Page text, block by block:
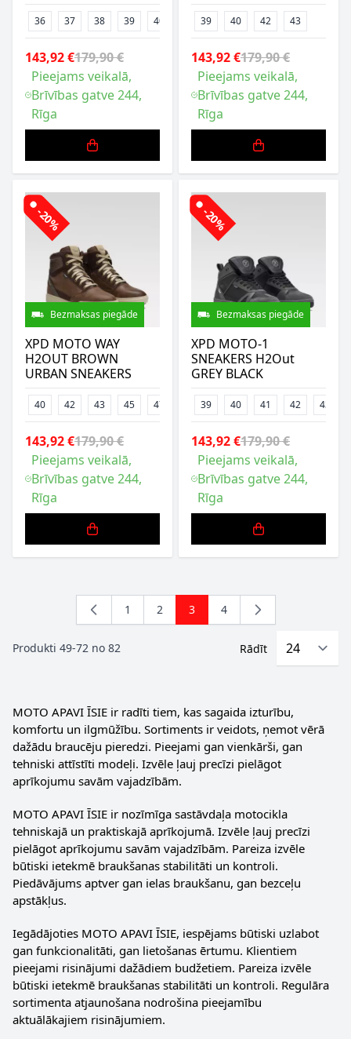
36 37 38 39 40
143,92 €179,90 €
Pieejams veikalā,
Brīvības gatve 244,
Rīga
39 40 42 43
143,92 €179,90 €
Pieejams veikalā,
Brīvības gatve 244,
Rīga
-20%
Bezmaksas piegāde
XPD MOTO WAY
H2OUT BROWN
URBAN SNEAKERS
40 42 43 45 47
143,92 €179,90 €
Pieejams veikalā,
Brīvības gatve 244,
Rīga
-20%
Bezmaksas piegāde
XPD MOTO-1
SNEAKERS H2Out
GREY BLACK
39 40 41 42 43
143,92 €179,90 €
Pieejams veikalā,
Brīvības gatve 244,
Rīga
Produkti 49-72 no 82
Lapa
1 Lapa
2 You're currently reading page
3 Lapa
4
Rādīt
MOTO APAVI ĪSIE ir radīti tiem, kas sagaida izturību,
komfortu un ilgmūžību. Sortiments ir veidots, ņemot vērā
dažādu braucēju pieredzi. Pieejami gan vienkārši, gan
tehniski attīstīti modeļi. Izvēle ļauj precīzi pielāgot
aprīkojumu savām vajadzībām.
MOTO APAVI ĪSIE ir nozīmīga sastāvdaļa motocikla
tehniskajā un praktiskajā aprīkojumā. Izvēle ļauj precīzi
pielāgot aprīkojumu savām vajadzībām. Pareiza izvēle
būtiski ietekmē braukšanas stabilitāti un kontroli.
Piedāvājums aptver gan ielas braukšanu, gan bezceļu
apstākļus.
Iegādājoties MOTO APAVI ĪSIE, iespējams būtiski uzlabot
gan funkcionalitāti, gan lietošanas ērtumu. Klientiem
pieejami risinājumi dažādiem budžetiem. Pareiza izvēle
būtiski ietekmē braukšanas stabilitāti un kontroli. Regulāra
sortimenta atjaunošana nodrošina pieejamību
aktuālākajiem risinājumiem.